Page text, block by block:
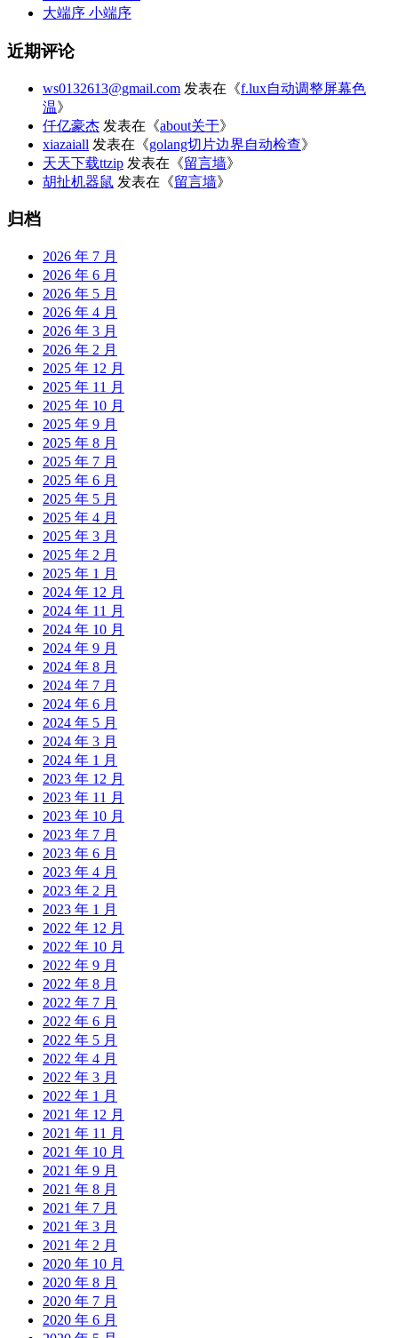
大端序 小端序
近期评论
ws0132613@gmail.com 发表在《f.lux自动调整屏幕色
温》
仟亿豪杰 发表在《about关于》
xiazaiall 发表在《golang切片边界自动检查》
天天下载ttzip 发表在《留言墙》
胡扯机器鼠 发表在《留言墙》
归档
2026 年 7 月
2026 年 6 月
2026 年 5 月
2026 年 4 月
2026 年 3 月
2026 年 2 月
2025 年 12 月
2025 年 11 月
2025 年 10 月
2025 年 9 月
2025 年 8 月
2025 年 7 月
2025 年 6 月
2025 年 5 月
2025 年 4 月
2025 年 3 月
2025 年 2 月
2025 年 1 月
2024 年 12 月
2024 年 11 月
2024 年 10 月
2024 年 9 月
2024 年 8 月
2024 年 7 月
2024 年 6 月
2024 年 5 月
2024 年 3 月
2024 年 1 月
2023 年 12 月
2023 年 11 月
2023 年 10 月
2023 年 7 月
2023 年 6 月
2023 年 4 月
2023 年 2 月
2023 年 1 月
2022 年 12 月
2022 年 10 月
2022 年 9 月
2022 年 8 月
2022 年 7 月
2022 年 6 月
2022 年 5 月
2022 年 4 月
2022 年 3 月
2022 年 1 月
2021 年 12 月
2021 年 11 月
2021 年 10 月
2021 年 9 月
2021 年 8 月
2021 年 7 月
2021 年 3 月
2021 年 2 月
2020 年 10 月
2020 年 8 月
2020 年 7 月
2020 年 6 月